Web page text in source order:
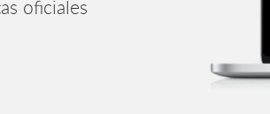
oficiales